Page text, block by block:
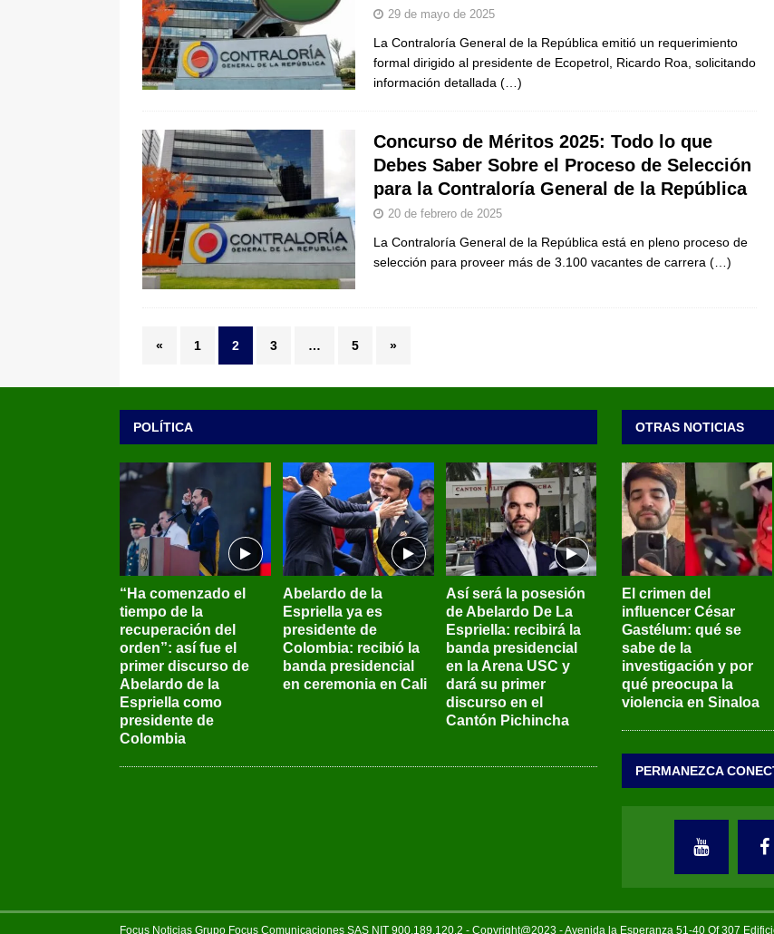
29 de mayo de 2025
La Contraloría General de la República emitió un requerimiento
formal dirigido al presidente de Ecopetrol, Ricardo Roa, solicitando
información detallada (…)
Concurso de Méritos 2025: Todo lo que
Debes Saber Sobre el Proceso de Selección
para la Contraloría General de la República
20 de febrero de 2025
La Contraloría General de la República está en pleno proceso de
selección para proveer más de 3.100 vacantes de carrera (…)
« 1 2 3 … 5 »
POLÍTICA
“Ha comenzado el
tiempo de la
recuperación del
orden”: así fue el
primer discurso de
Abelardo de la
Espriella como
presidente de
Colombia
Abelardo de la
Espriella ya es
presidente de
Colombia: recibió la
banda presidencial
en ceremonia en Cali
Así será la posesión
de Abelardo De La
Espriella: recibirá la
banda presidencial
en la Arena USC y
dará su primer
discurso en el
Cantón Pichincha
OTRAS NOTICIAS
El crimen del
influencer César
Gastélum: qué se
sabe de la
investigación y por
qué preocupa la
violencia en Sinaloa
PERMANEZCA
Focus Noticias Grupo Focus Comunicaciones SAS NIT 900.189.120.2 - Copyright@2023 - Avenida la Esperanza 51-40 Of 307